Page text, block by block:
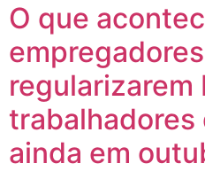
O que
regularizarem
ainda em